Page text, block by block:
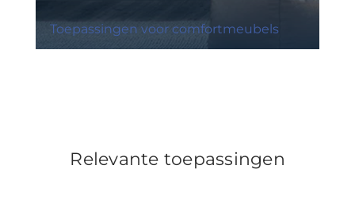
Toepassingen voor comfortmeubels
Relevante toepassingen